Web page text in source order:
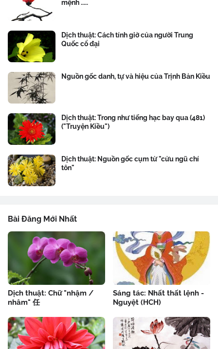
mệnh .....
Dịch thuật: Cách tính giờ của người Trung
Quốc cổ đại
Nguồn gốc danh, tự và hiệu của Trịnh Bản Kiều
Dịch thuật: Trong như tiếng hạc bay qua (481)
("Truyện Kiều")
Dịch thuật: Nguồn gốc cụm từ "cửu ngũ chí
tôn"
Bài Đăng Mới Nhất
Dịch thuật: Chữ "nhậm /
nhâm" 任
Sáng tác: Nhất thất lệnh -
Nguyệt (HCH)